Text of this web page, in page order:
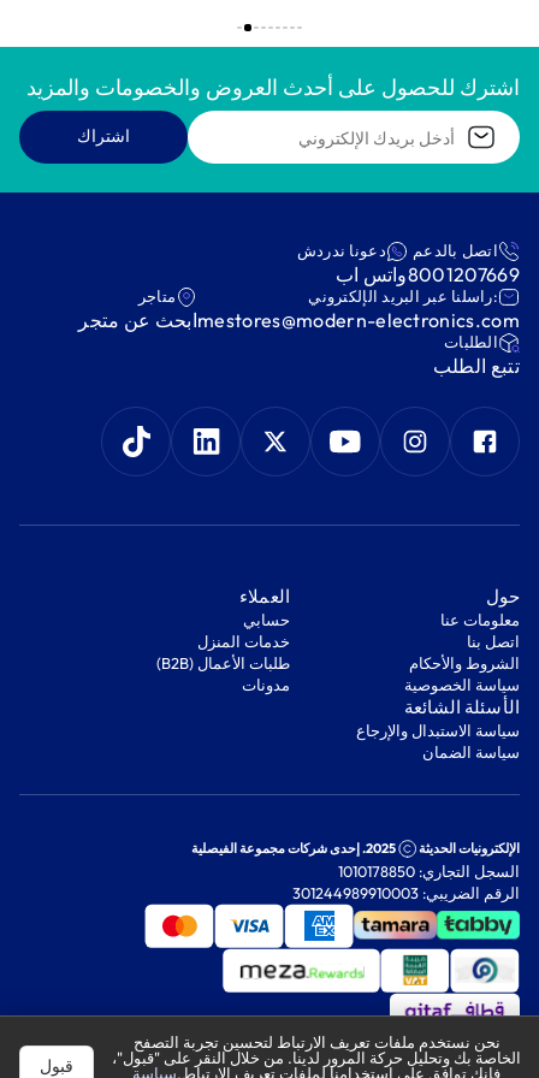
اشترك للحصول على أحدث العروض والخصومات والمزيد
اشتراك
اتصل بالدعم
8001207669
دعونا ندردش
واتس اب
:راسلنا عبر البريد الإلكتروني
mestores@modern-electronics.com
متاجر
ابحث عن متجر
‫الطلبات‬
‫تتبع الطلب‬
‫حول‬
معلومات عنا
اتصل بنا
‫الشروط والأحكام‬
‫سياسة الخصوصية‬
‫العملاء‬
‫حسابي‬
‫خدمات المنزل‬
‫طلبات الأعمال (B2B)‬
مدونات
‫الأسئلة الشائعة‬
‫سياسة الاستبدال والإرجاع‬
‫سياسة الضمان‬
الإلكترونيات الحديثة 2025. إحدى شركات مجموعة الفيصلية
السجل التجاري: 1010178850
الرقم الضريبي: 301244989910003
نحن نستخدم ملفات تعريف الارتباط لتحسين تجربة التصفح
الخاصة بك وتحليل حركة المرور لدينا. من خلال النقر على "قبول"،
فإنك توافق على استخدامنا لملفات تعريف الارتباط.سياسة قبول